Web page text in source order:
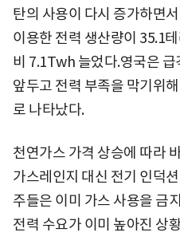
탄의 사용이 다시 증가하면
이용한 전력 생산량이 35.1
비 7.1Twh 늘었다.영국은
앞두고 전력 부족을 막기위
로 나타났다.
천연가스 가격 상승에 따라
가스레인지 대신 전기 인덕
주들은 이미 가스 사용을 금
전력 수요가 이미 높아진 상